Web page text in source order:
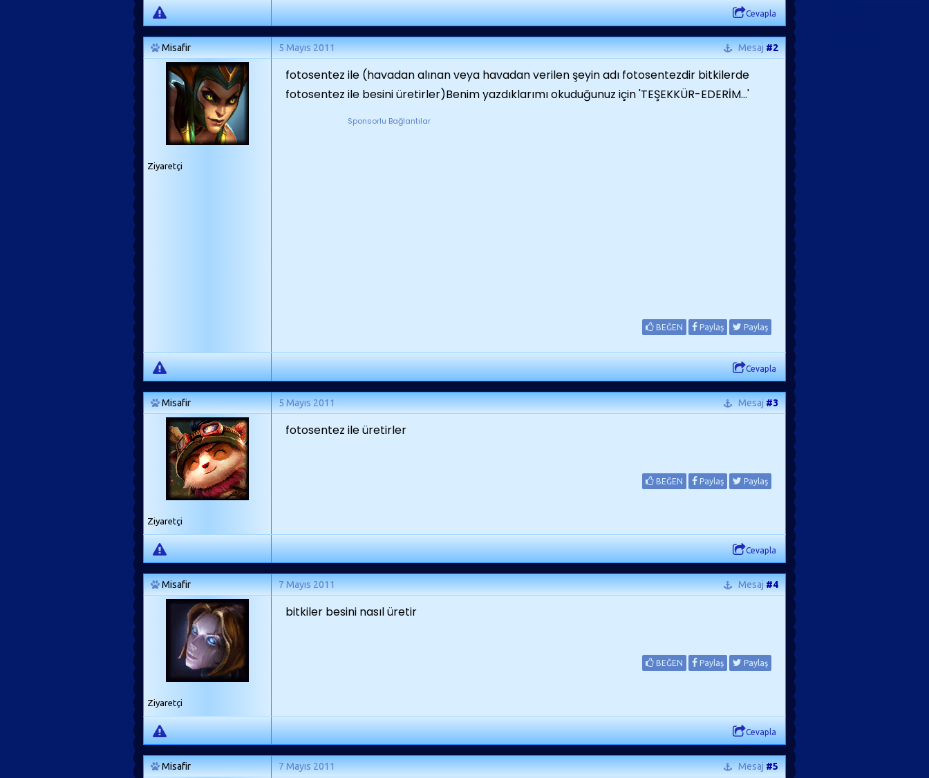
Cevapla
Misafir 5 Mayıs 2011 Mesaj#2
Ziyaretçi
fotosentez ile (havadan alınan veya havadan verilen şeyin adı fotosentezdir bitkilerde
fotosentez ile besini üretirler)Benim yazdıklarımı okuduğunuz için 'TEŞEKKÜR-EDERİM...'
Sponsorlu Bağlantılar
BEĞEN Paylaş Paylaş
Cevapla
Misafir 5 Mayıs 2011 Mesaj#3
Ziyaretçi
fotosentez ile üretirler
BEĞEN Paylaş Paylaş
Cevapla
Misafir 7 Mayıs 2011 Mesaj#4
Ziyaretçi
bitkiler besini nasıl üretir
BEĞEN Paylaş Paylaş
Cevapla
Misafir 7 Mayıs 2011 Mesaj#5